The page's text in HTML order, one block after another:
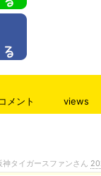
コメント views
タイガースファンさん